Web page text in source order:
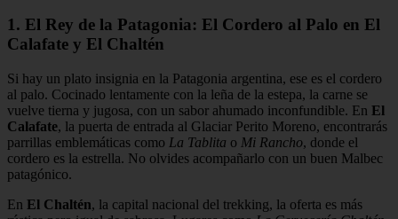
1. El Rey de la Patagonia: El Cordero al Palo en El
Calafate y El Chaltén
Si hay un plato insignia en la Patagonia argentina, ese es el cordero
al palo. Cocinado lentamente con la leña de la estepa, la carne se
vuelve tierna y jugosa, con un sabor ahumado inconfundible. En El
Calafate, la puerta de entrada al Glaciar Perito Moreno, encontrarás
parrillas emblemáticas como La Tablita o Mi Rancho, donde el
cordero es la estrella. No olvides acompañarlo con un buen Malbec
patagónico.
En El Chaltén, la capital nacional del trekking, la oferta es más